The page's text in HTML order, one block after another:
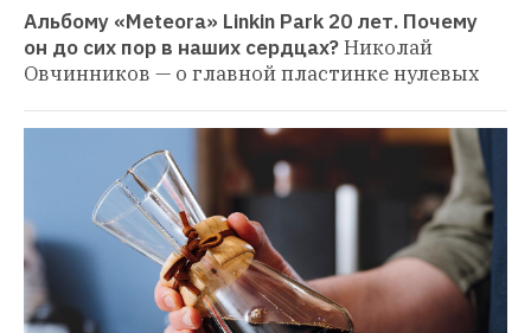
Альбому «Meteora» Linkin Park 20 лет. Почему
он до сих пор в наших сердцах?Николай
Овчинников — о главной пластинке нулевых